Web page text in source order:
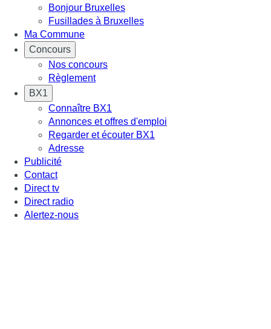
Bonjour Bruxelles
Fusillades à Bruxelles
Ma Commune
Concours
Nos concours
Règlement
BX1
Connaître BX1
Annonces et offres d'emploi
Regarder et écouter BX1
Adresse
Publicité
Contact
Direct tv
Direct radio
Alertez-nous